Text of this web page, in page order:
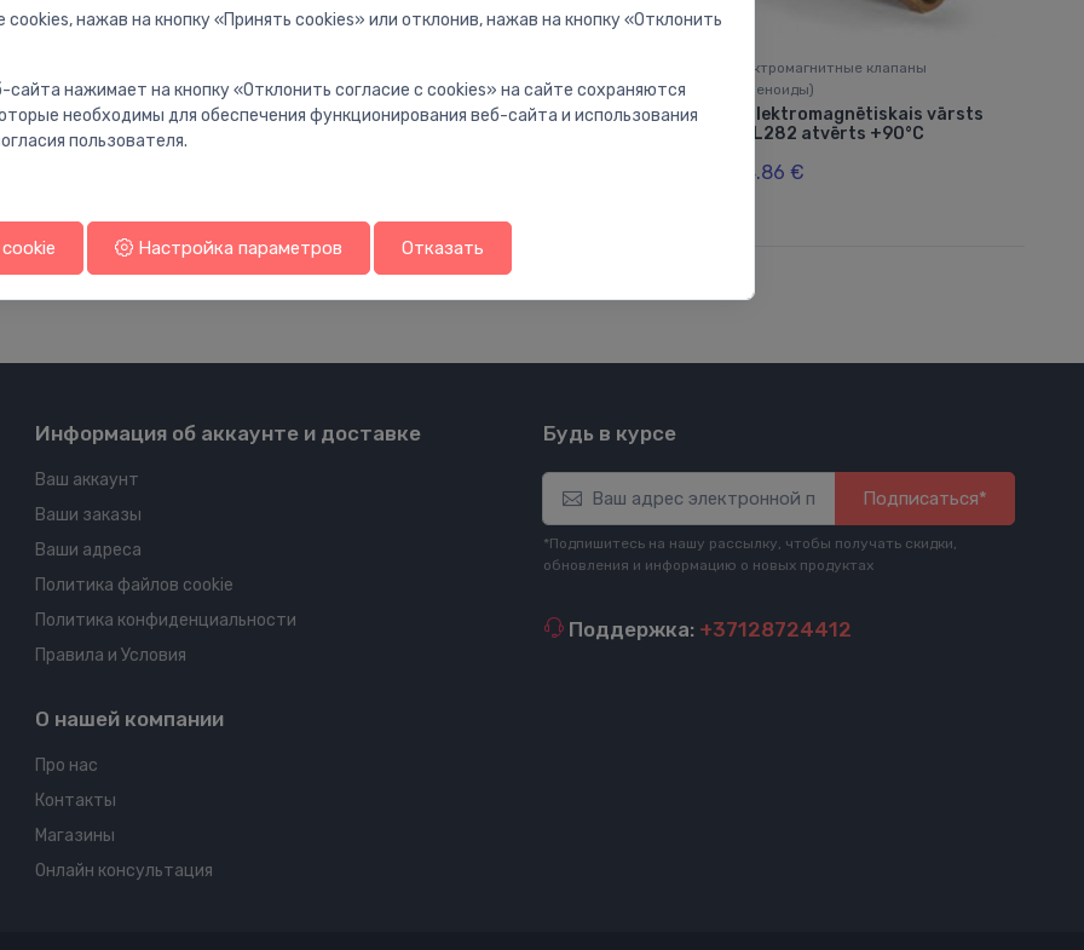
(соленоиды)
⬤Elektromagnētiskais vārsts
1½" L182 norm.slēgts +90°C
(соленоиды)
⬤Elektromagnētiskais vārsts
Электромагнитные клапаны
(соленоиды)
Elektromagnētiskais vārsts
¾" L282 atvērts +90°C
174.86 €
Информация об аккаунте и доставке
Ваш аккаунт
Ваши заказы
Ваши адреса
Политика файлов cookie
Политика конфиденциальности
Правила и Условия
О нашей компании
Про нас
Контакты
Магазины
Онлайн консультация
Будь в курсе
Подписаться*
*Подпишитесь на нашу рассылку, чтобы получать скидки,
обновления и информацию о новых продуктах
Поддержка: +37128724412
нажав на кнопку «Принять cookies» или отклонив, нажав на кнопку «Отклонить
сайта нажимает на кнопку «Отклонить согласие с cookies» на сайте сохраняются
необходимы для обеспечения функционирования веб-сайта и использования
пользователя.
Настройка параметров Отказать